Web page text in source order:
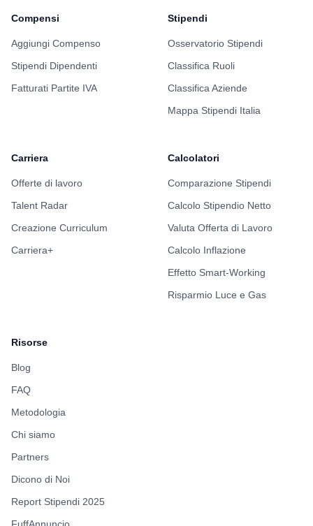
Compensi
Aggiungi Compenso
Stipendi Dipendenti
Fatturati Partite IVA
Stipendi
Osservatorio Stipendi
Classifica Ruoli
Classifica Aziende
Mappa Stipendi Italia
Carriera
Offerte di lavoro
Talent Radar
Creazione Curriculum
Carriera+
Calcolatori
Comparazione Stipendi
Calcolo Stipendio Netto
Valuta Offerta di Lavoro
Calcolo Inflazione
Effetto Smart-Working
Risparmio Luce e Gas
Risorse
Blog
FAQ
Metodologia
Chi siamo
Partners
Dicono di Noi
Report Stipendi 2025